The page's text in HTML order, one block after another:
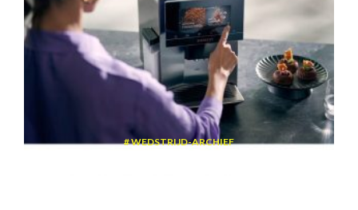
WEDSTRIJD-ARCHIEF